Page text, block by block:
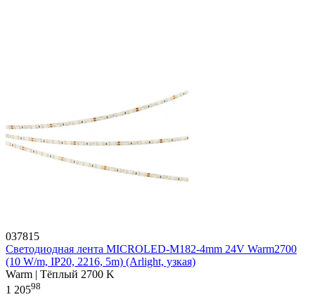
037815
Светодиодная лента MICROLED-M182-4mm 24V Warm2700
(10 W/m, IP20, 2216, 5m) (Arlight, узкая)
Warm | Тёплый 2700 K
1 20598